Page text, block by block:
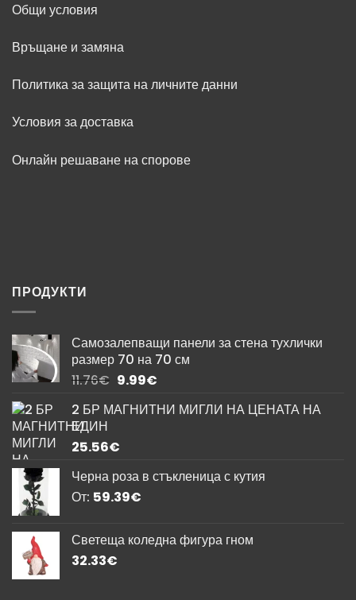
Общи условия
Връщане и замяна
Политика за защита на личните данни
Условия за доставка
Онлайн решаване на спорове
ПРОДУКТИ
Самозалепващи панели за стена тухлички
размер 70 на 70 см
11.76€ Original
was:
9.99€Текущата
е:
2 БР МАГНИТНИ МИГЛИ НА ЦЕНАТА НА
ЕДИН
25.56€
Черна роза в стъкленица с кутия
От: 59.39€
Светеща коледна фигура гном
32.33€